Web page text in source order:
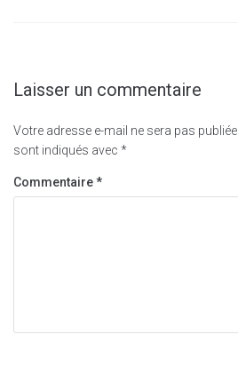
Laisser un commentaire
Votre adresse e-mail ne sera pas publiée.
sont indiqués avec *
Commentaire*